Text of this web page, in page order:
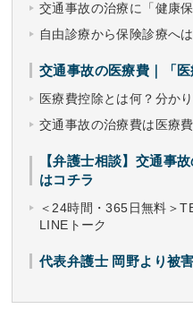
交通事故の治療に「健康
自由診療から保険診療へ
交通事故の医療費｜「
医療費控除とは何？分か
交通事故の治療費は医療
【弁護士相談】交通事
はコチラ
＜24時間・365日無料＞
LINEトーク
代表弁護士 岡野より被